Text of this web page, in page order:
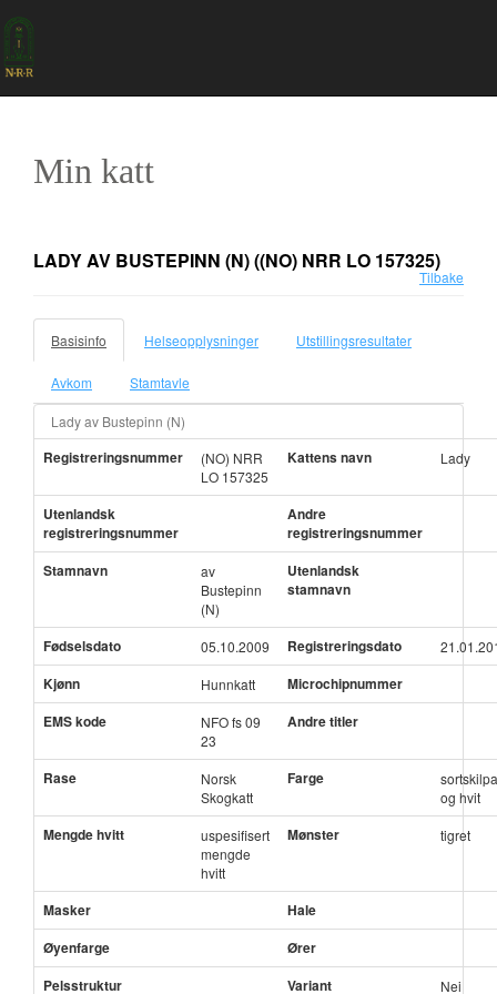
Min katt
LADY AV BUSTEPINN (N)((NO) NRR LO 157325)
Tilbake
Basisinfo Helseopplysninger Utstillingsresultater
Avkom Stamtavle
Lady av Bustepinn (N)
Registreringsnummer
(NO) NRR
LO 157325
Kattens navn Lady
Utenlandsk
registreringsnummer
Andre
registreringsnummer
Stamnavn
av
Bustepinn
(N)
Utenlandsk
stamnavn
Fødselsdato 05.10.2009 Registreringsdato
Kjønn Hunnkatt
Microchipnummer
EMS kode
NFO fs 09
23
Andre titler
Rase
Norsk
Skogkatt
Farge
og hvit
Mengde hvitt
uspesifisert
mengde
hvitt
Mønster tigret
Masker
Hale
Øyenfarge
Ører
Pelsstruktur
Variant Nei